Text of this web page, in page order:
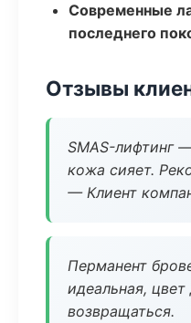
Современные
последнего
Отзывы
SMAS-лифтинг
кожа сияет.
— Клиент
Перманент
идеальная,
возвращаться.